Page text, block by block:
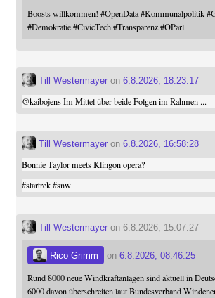
Boosts willkommen! #OpenData #Kommunalpolitik #
#Demokratie #CivicTech #Transparenz #OParl
Till Westermayeron 6.8.2026, 18:23:17
@kaibojensIm Mittel über beide Folgen im Rahmen ...
Till Westermayeron 6.8.2026, 16:58:28
Bonnie Taylor meets Klingon opera?
#startrek #snw
Till Westermayeron 6.8.2026, 15:07:27
Rico Grimm on 6.8.2026, 08:46:25
Rund 8000 neue Windkraftanlagen sind aktuell in
6000 davon überschreiten laut Bundesverband